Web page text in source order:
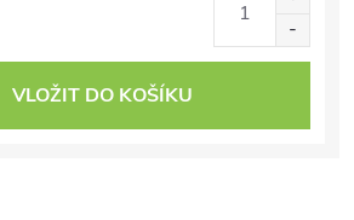
VLOŽIT DO KOŠÍKU